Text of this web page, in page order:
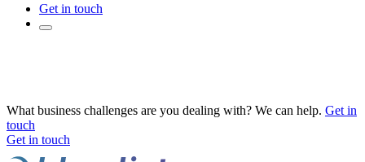
Get in touch
What business challenges are you dealing with? We can help. Get in
touch
Get in touch